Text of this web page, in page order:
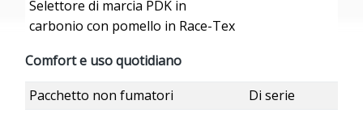
Selettore di marcia PDK in
carbonio con pomello in Race-Tex
Comfort e uso quotidiano
Pacchetto non fumatori
Di serie